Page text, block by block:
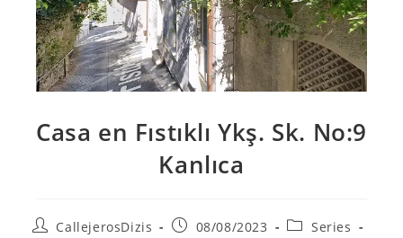
Casa en Fıstıklı Ykş. Sk. No:9
Kanlıca
AutorCallejerosDizis
Publicación
08/08/2023
Categoría
Series